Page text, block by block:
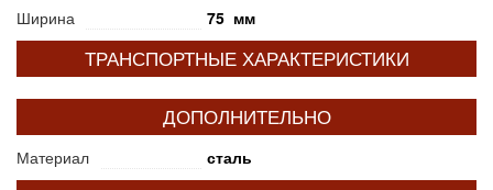
Ширина 75 мм
ТРАНСПОРТНЫЕ ХАРАКТЕРИСТИКИ
ДОПОЛНИТЕЛЬНО
Материал сталь